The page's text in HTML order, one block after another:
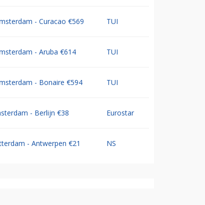
- Curacao €569 TUI
- Aruba €614 TUI
- Bonaire €594 TUI
- Berlijn €38 Eurostar
- Antwerpen €21 NS